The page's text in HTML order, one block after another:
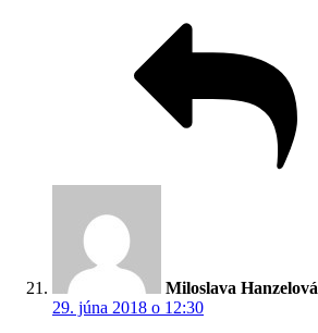
Miloslava Hanzelová
29. júna 2018 o 12:30